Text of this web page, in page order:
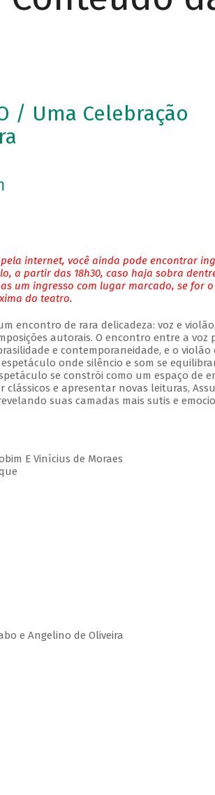
/ Uma Celebração
internet, você ainda pode encontrar
a partir das 18h30, caso haja sobra
um ingresso com lugar marcado, se for
do teatro.
encontro de rara delicadeza: voz e
autorais. O encontro entre a voz
e contemporaneidade, e o violão
onde silêncio e som se
se constrói como um espaço de
e apresentar novas leituras,
suas camadas mais sutis e
E Vinícius de Moraes
e Angelino de Oliveira